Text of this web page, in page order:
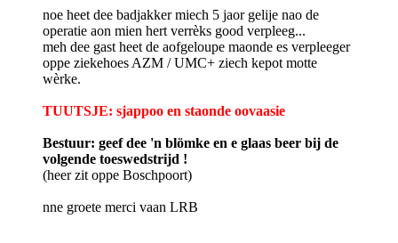
noe heet dee badjakker miech 5 jaor gelije nao de
operatie aon mien hert verrèks good verpleeg...
meh dee gast heet de aofgeloupe maonde es verpleeger
oppe ziekehoes AZM / UMC+ ziech kepot motte
wèrke.
TUUTSJE: sjappoo en staonde oovaasie
Bestuur: geef dee 'n blömke en e glaas beer bij de
volgende toeswedstrijd !
(heer zit oppe Boschpoort)
nne groete merci vaan LRB